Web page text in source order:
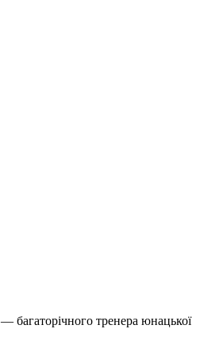
— багаторічного тренера юнацької